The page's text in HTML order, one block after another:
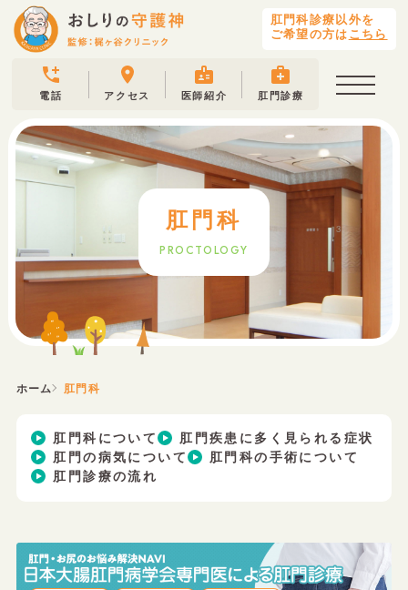
肛門科診療以外を
ご希望の方は こちら
電話 アクセス 医師紹介 肛門診療
肛門科
PROCTOLOGY
ホーム 肛門科
肛門科について
肛門疾患に多く見られる症状
肛門の病気について
肛門科の手術について
肛門診療の流れ